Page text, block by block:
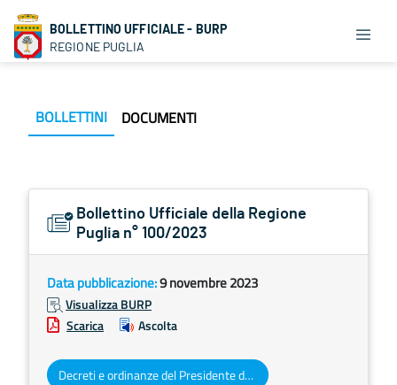
BOLLETTINO UFFICIALE - BURP
REGIONE PUGLIA
BOLLETTINI DOCUMENTI
Bollettino Ufficiale della Regione
Puglia n° 100/2023
Data pubblicazione:9 novembre 2023
Visualizza BURP
Scarica
Ascolta
Decreti e ordinanze del Presidente della Giunta regionale